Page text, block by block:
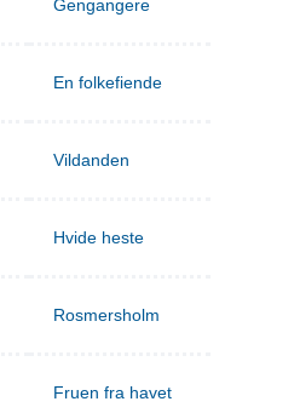
Gengangere
En folkefiende
Vildanden
Hvide heste
Rosmersholm
Fruen fra havet